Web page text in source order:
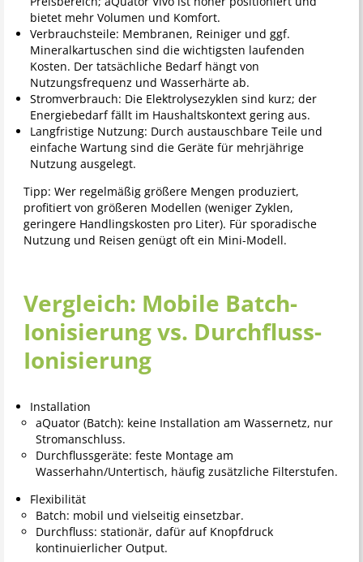
bietet mehr Volumen und Komfort.
Verbrauchsteile: Membranen, Reiniger und ggf.
Mineralkartuschen sind die wichtigsten laufenden
Kosten. Der tatsächliche Bedarf hängt von
Nutzungsfrequenz und Wasserhärte ab.
Stromverbrauch: Die Elektrolysezyklen sind kurz; der
Energiebedarf fällt im Haushaltskontext gering aus.
Langfristige Nutzung: Durch austauschbare Teile und
einfache Wartung sind die Geräte für mehrjährige
Nutzung ausgelegt.
Tipp: Wer regelmäßig größere Mengen produziert,
profitiert von größeren Modellen (weniger Zyklen,
geringere Handlingskosten pro Liter). Für sporadische
Nutzung und Reisen genügt oft ein Mini-Modell.
Vergleich: Mobile Batch-
Ionisierung vs. Durchfluss-
Ionisierung
Installation
aQuator (Batch): keine Installation am Wassernetz, nur
Stromanschluss.
Durchflussgeräte: feste Montage am
Wasserhahn/Untertisch, häufig zusätzliche Filterstufen.
Flexibilität
Batch: mobil und vielseitig einsetzbar.
Durchfluss: stationär, dafür auf Knopfdruck
kontinuierlicher Output.